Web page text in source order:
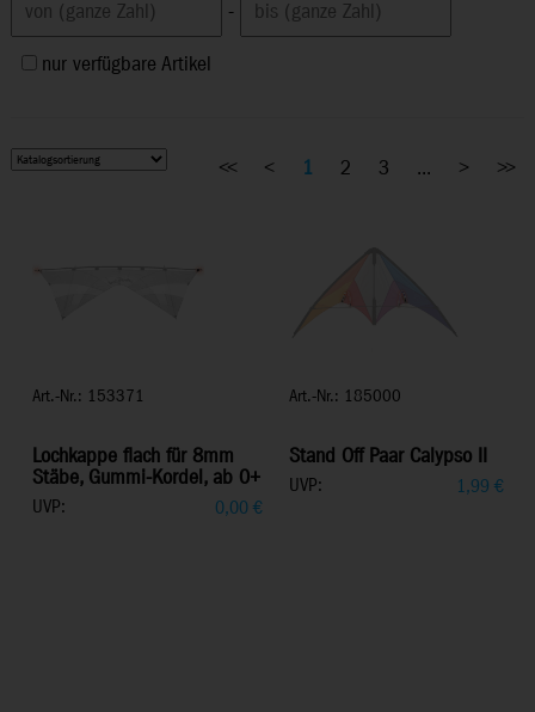
-
nur verfügbare Artikel
Art.-Nr.: 153371
Lochkappe flach für 8mm
Stäbe, Gummi-Kordel, ab 0+
UVP: 0,00€
Art.-Nr.: 185000
Stand Off Paar Calypso II
UVP: 1,99 €
<< < 1 2 3 ... > >>